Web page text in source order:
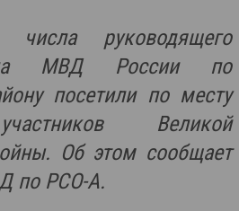
числа руководящего
МВД России по
посетили по месту
Великой
Об этом сообщает
по РСО-А.